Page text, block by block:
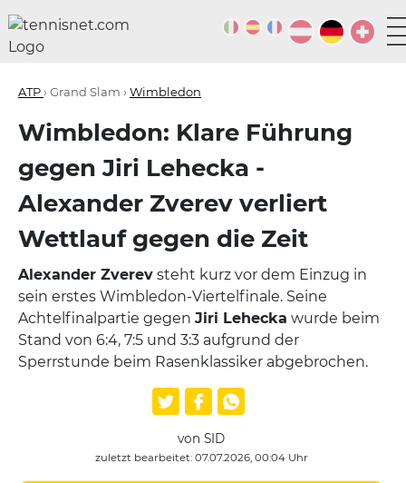
ATP› Grand Slam › Wimbledon
Wimbledon: Klare Führung
gegen Jiri Lehecka -
Alexander Zverev verliert
Wettlauf gegen die Zeit
Alexander Zverev steht kurz vor dem Einzug in
sein erstes Wimbledon-Viertelfinale. Seine
Achtelfinalpartie gegen Jiri Lehecka wurde beim
Stand von 6:4, 7:5 und 3:3 aufgrund der
Sperrstunde beim Rasenklassiker abgebrochen.
von SID
zuletzt bearbeitet: 07.07.2026, 00:04 Uhr